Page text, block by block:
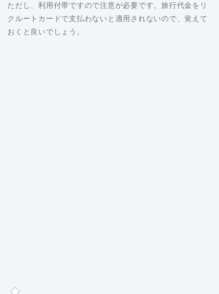
ただし、利用付帯ですので注意が必要です。旅行代金をリ
クルートカードで支払わないと適用されないので、覚えて
おくと良いでしょう。